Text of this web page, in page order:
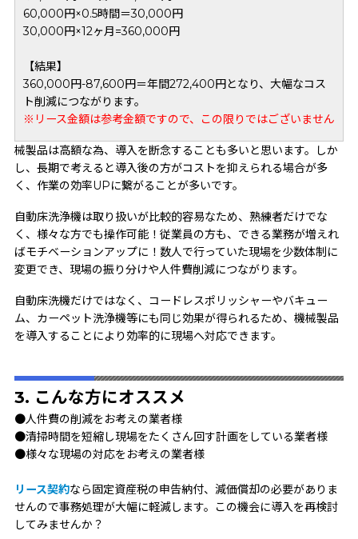
60,000円×0.5時間＝30,000円
30,000円×12ヶ月=360,000円
【結果】
360,000円-87,600円＝年間272,400円となり、大幅なコス
ト削減につながります。
※リース金額は参考金額ですので、この限りではございません
械製品は高額な為、導入を断念することも多いと思います。しか
し、長期で考えると導入後の方がコストを抑えられる場合が多
く、作業の効率UPに繋がることが多いです。
自動床洗浄機は取り扱いが比較的容易なため、熟練者だけでな
く、様々な方でも操作可能！従業員の方も、できる業務が増えれ
ばモチベーションアップに！数人で行っていた現場を少数体制に
変更でき、現場の振り分けや人件費削減につながります。
自動床洗機だけではなく、コードレスポリッシャーやバキュー
ム、カーペット洗浄機等にも同じ効果が得られるため、機械製品
を導入することにより効率的に現場へ対応できます。
3. こんな方にオススメ
●人件費の削減をお考えの業者様
●清掃時間を短縮し現場をたくさん回す計画をしている業者様
●様々な現場の対応をお考えの業者様
リース契約なら固定資産税の申告納付、減価償却の必要がありま
せんので事務処理が大幅に軽減します。この機会に導入を再検討
してみませんか？